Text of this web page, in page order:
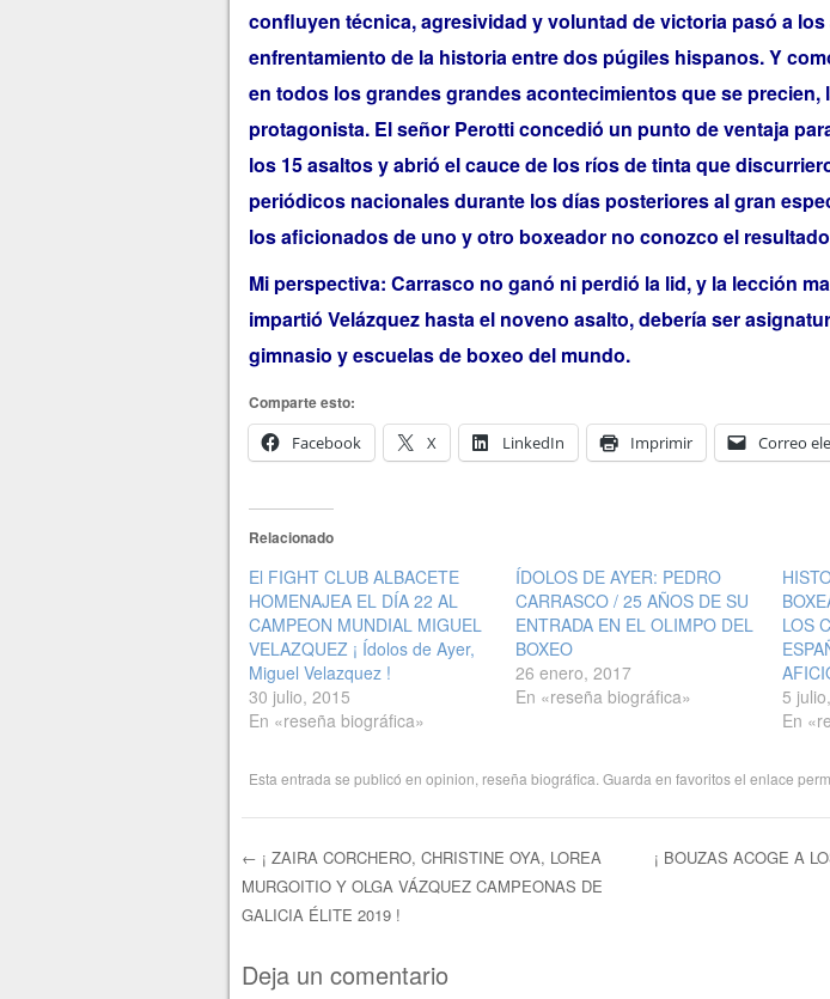
confluyen técnica, agresividad y voluntad de victoria pasó a
enfrentamiento de la historia entre dos púgiles hispanos. Y
en todos los grandes grandes acontecimientos que se precien,
protagonista. El señor Perotti concedió un punto de ventaja
los 15 asaltos y abrió el cauce de los ríos de tinta que
periódicos nacionales durante los días posteriores al gran
los aficionados de uno y otro boxeador no conozco el
Mi perspectiva: Carrasco no ganó ni perdió la lid, y la lección
impartió Velázquez hasta el noveno asalto, debería ser
gimnasio y escuelas de boxeo del mundo.
Comparte esto:
Facebook
X LinkedIn Imprimir Correo
Relacionado
El FIGHT CLUB ALBACETE
HOMENAJEA EL DÍA 22 AL
CAMPEON MUNDIAL MIGUEL
VELAZQUEZ ¡ Ídolos de Ayer,
Miguel Velazquez !
30 julio, 2015
En «reseña biográfica»
ÍDOLOS DE AYER: PEDRO
CARRASCO / 25 AÑOS DE SU
ENTRADA EN EL OLIMPO DEL
BOXEO
26 enero, 2017
En «reseña biográfica»
LOS
5
En
Esta entrada se publicó en opinion reseña biográfica . Guarda en favoritos el enlace
Navegación de entradas
← ¡ ZAIRA CORCHERO, CHRISTINE OYA, LOREA
MURGOITIO Y OLGA VÁZQUEZ CAMPEONAS DE
GALICIA ÉLITE 2019 !
¡ BOUZAS ACOGE A
Deja un comentario